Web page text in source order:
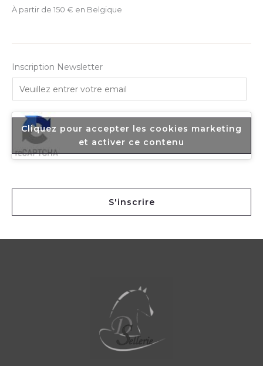
À partir de 150 € en Belgique
Inscription Newsletter
a
*
Cliquez pour accepter les cookies marketing
et activer ce contenu
S'inscrire